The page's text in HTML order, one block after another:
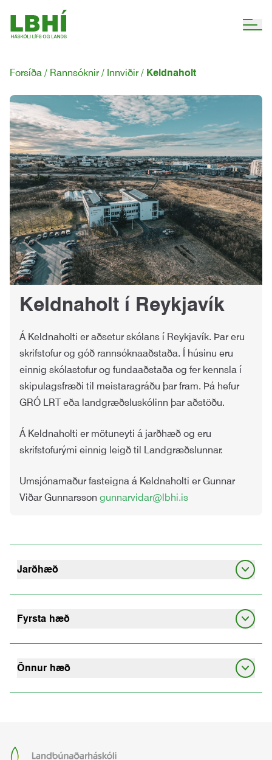
Forsíða Rannsóknir Innviðir Keldnaholt
Keldnaholt í Reykjavík
Á Keldnaholti er aðsetur skólans í Reykjavík. Þar eru
skrifstofur og góð rannsóknaaðstaða. Í húsinu eru
einnig skólastofur og fundaaðstaða og fer kennsla í
skipulagsfræði til meistaragráðu þar fram. Þá hefur
GRÓ LRT eða landgræðsluskólinn þar aðstöðu.
Á Keldnaholti er mötuneyti á jarðhæð og eru
skrifstofurými einnig leigð til Landgræðslunnar.
Umsjónamaður fasteigna á Keldnaholti er Gunnar
Viðar Gunnarsson gunnarvidar@lbhi.is
Jarðhæð
Fyrsta hæð
Önnur hæð